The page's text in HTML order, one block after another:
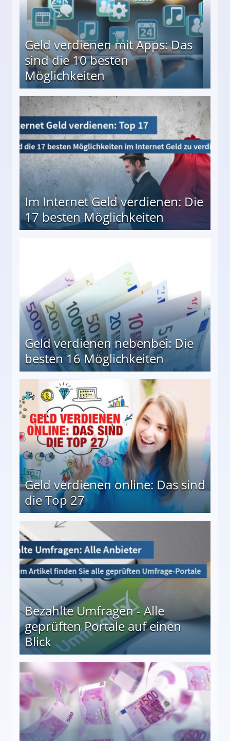
Geld verdienen mit Apps: Das
sind die 10 besten
Möglichkeiten
besten Möglichkeiten
Im Internet Geld verdienen: Die
17 besten Möglichkeiten
Geld verdienen nebenbei: Die
besten 16 Möglichkeiten
Geld verdienen online: Das sind
die Top 27
Bezahlte Umfragen - Alle
geprüften Portale auf einen
Blick
auf einen Blick